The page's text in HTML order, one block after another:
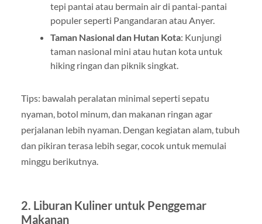
tepi pantai atau bermain air di pantai-pantai
populer seperti Pangandaran atau Anyer.
Taman Nasional dan Hutan Kota: Kunjungi
taman nasional mini atau hutan kota untuk
hiking ringan dan piknik singkat.
Tips: bawalah peralatan minimal seperti sepatu
nyaman, botol minum, dan makanan ringan agar
perjalanan lebih nyaman. Dengan kegiatan alam, tubuh
dan pikiran terasa lebih segar, cocok untuk memulai
minggu berikutnya.
2. Liburan Kuliner untuk Penggemar
Makanan